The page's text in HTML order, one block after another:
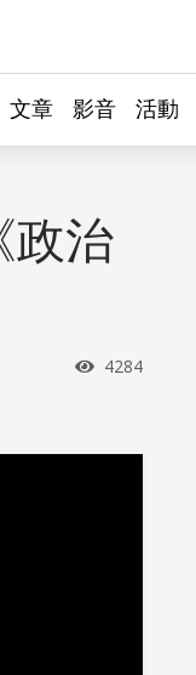
文章 影音 活動
政治
瀏覽次數
4284